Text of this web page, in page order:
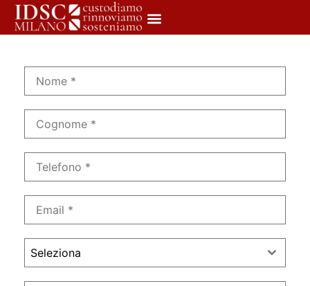
Seleziona